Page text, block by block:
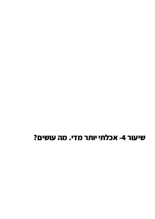
?שיעור 4- אכלתי יותר מדי. מה עושים